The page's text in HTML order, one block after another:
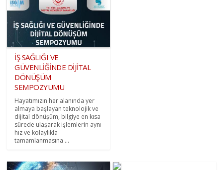
İŞ SAĞLIĞI VE
GÜVENLİĞİNDE DİJİTAL
DÖNÜŞÜM
SEMPOZYUMU
Hayatımızın her alanında yer
almaya başlayan teknolojik ve
dijital dönüşüm, bilgiye en kısa
sürede ulaşarak işlemlerin aynı
hız ve kolaylıkla
tamamlanmasına ...